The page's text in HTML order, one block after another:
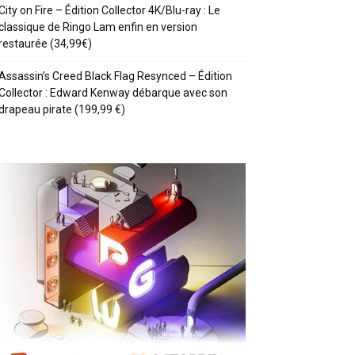
on Fire – Édition Collector 4K/Blu-ray : Le
de Ringo Lam enfin en version
(34,99€)
Creed Black Flag Resynced – Édition
: Edward Kenway débarque avec son
pirate (199,99 €)